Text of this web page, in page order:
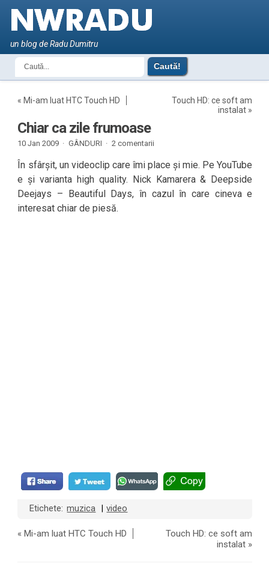
un blog de Radu Dumitru
« Mi-am luat HTC Touch HD
Touch HD: ce soft am
instalat »
Chiar ca zile frumoase
10 Jan 2009 · GÂNDURI · 2 comentarii
În sfârșit, un videoclip care îmi place și mie. Pe YouTube
e și varianta high quality. Nick Kamarera & Deepside
Deejays – Beautiful Days, în cazul în care cineva e
interesat chiar de piesă.
Etichete: muzica video
«Mi-am luat HTC Touch HD
Touch HD: ce soft am
instalat »